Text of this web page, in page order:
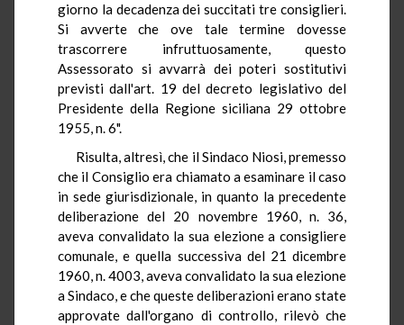
giorno la decadenza dei succitati tre consiglieri.
Si avverte che ove tale termine dovesse
trascorrere infruttuosamente, questo
Assessorato si avvarrà dei poteri sostitutivi
previsti dall'art. 19 del decreto legislativo del
Presidente della Regione siciliana 29 ottobre
1955, n. 6".
Risulta, altresì, che il Sindaco Niosi, premesso
che il Consiglio era chiamato a esaminare il caso
in sede giurisdizionale, in quanto la precedente
deliberazione del 20 novembre 1960, n. 36,
aveva convalidato la sua elezione a consigliere
comunale, e quella successiva del 21 dicembre
1960, n. 4003, aveva convalidato la sua elezione
a Sindaco, e che queste deliberazioni erano state
approvate dall'organo di controllo, rilevò che